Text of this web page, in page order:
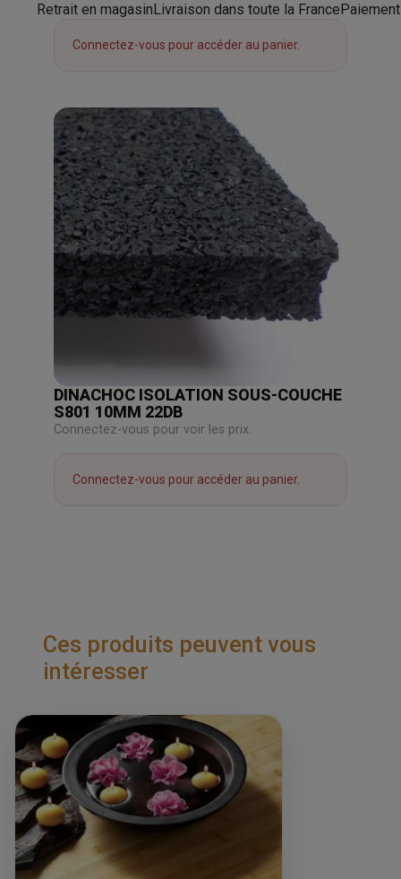
Retrait en magasin Livraison dans toute la France
Connectez-vous pour accéder au panier.
DINACHOC ISOLATION SOUS-COUCHE
S801 10MM 22DB
Connectez-vous pour voir les prix.
Connectez-vous pour accéder au panier.
Ces produits peuvent vous
intéresser